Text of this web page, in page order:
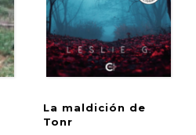
La maldición de
Tonr